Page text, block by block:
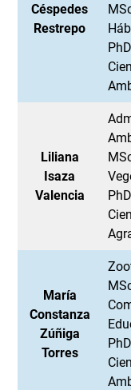
Céspedes
Restrepo
Liliana
Isaza
Valencia
María
Constanza
Zúñiga
Torres